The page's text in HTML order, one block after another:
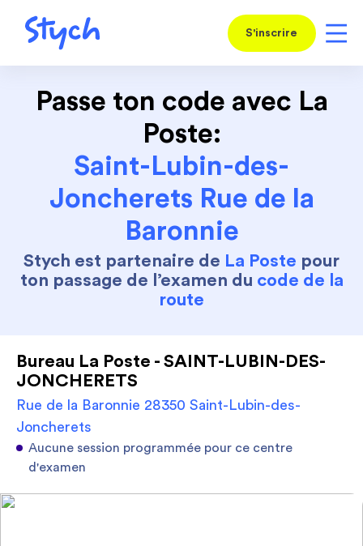
S'inscrire
Passe ton code avec La
Poste:
Saint-Lubin-des-
Joncherets Rue de la
Baronnie
Stych est partenaire de La Poste pour
ton passage de l’examen du code de la
route
Bureau La Poste - SAINT-LUBIN-DES-
JONCHERETS
Rue de la Baronnie 28350 Saint-Lubin-des-
Joncherets
Aucune session programmée pour ce centre
d'examen